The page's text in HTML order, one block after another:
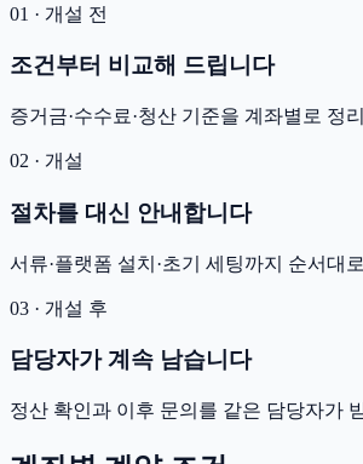
01 · 개설 전
조건부터 비교해 드립니다
증거금·수수료·청산 기준을 계좌별로 정
02 · 개설
절차를 대신 안내합니다
서류·플랫폼 설치·초기 세팅까지 순서대
03 · 개설 후
담당자가 계속 남습니다
정산 확인과 이후 문의를 같은 담당자가